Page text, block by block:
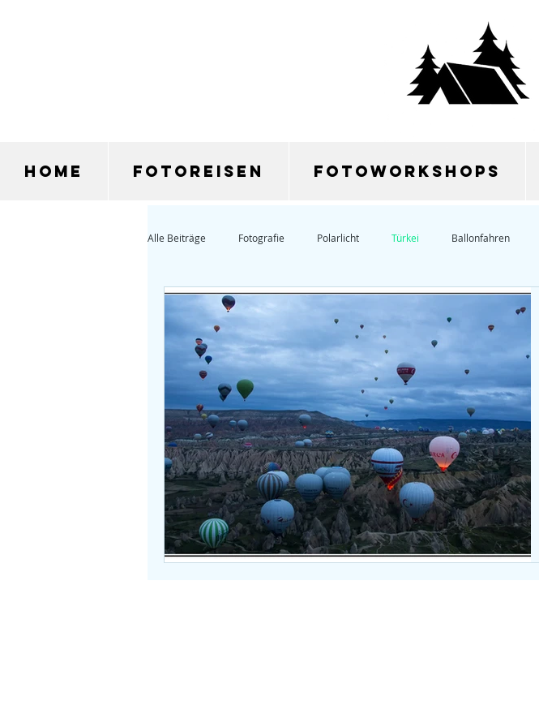
Home Fotoreisen Fotoworkshops
Alle Beiträge Fotografie Polarlicht Türkei Ballonfahren
Schneeschuhwanderung Norwegen
Bergsee Isle of Skye Kanada Pelly River
Marokko Engadin Herbst Estland